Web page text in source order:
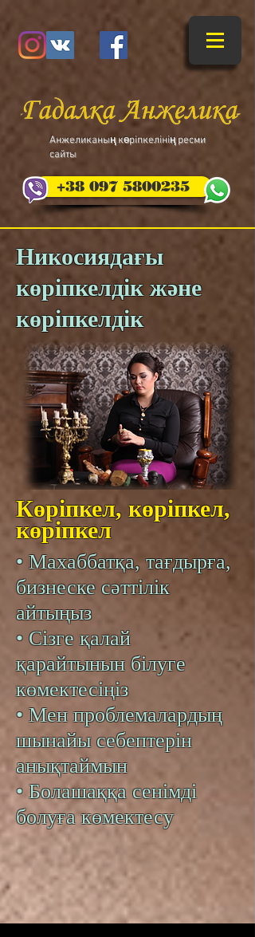
+38 097 5800235
​Анжеликаның көріпкелінің ресми
сайты
Никосиядағы
көріпкелдік және
көріпкелдік
Көріпкел, көріпкел,
көріпкел
• Махаббатқа, тағдырға,
бизнеске сәттілік
айтыңыз
• Сізге қалай
қарайтынын білуге
көмектесіңіз
• Мен проблемалардың
шынайы себептерін
анықтаймын
• Болашаққа сенімді
болуға көмектесу